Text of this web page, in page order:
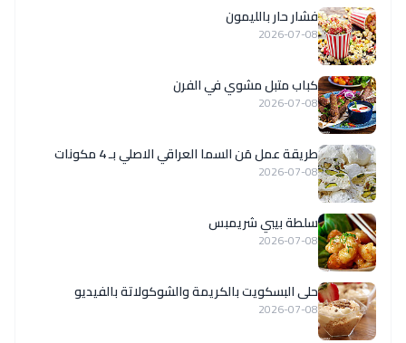
فشار حار بالليمون
2026-07-08
كباب متبل مشوي في الفرن
2026-07-08
طريقة عمل مَن السما العراقي الاصلي بـ 4 مكونات
2026-07-08
سلطة بيبي شريمبس
2026-07-08
حلى البسكويت بالكريمة والشوكولاتة بالفيديو
2026-07-08